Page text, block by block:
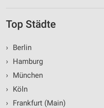
Top Städte
›
Berlin
›
Hamburg
›
München
›
Köln
›
Frankfurt (Main)